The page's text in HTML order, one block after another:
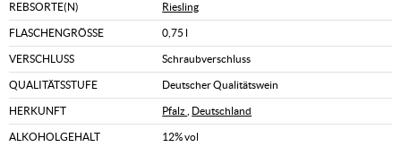
REBSORTE(N) Riesling
FLASCHENGRÖSSE 0,75 l
VERSCHLUSS Schraubverschluss
QUALITÄTSSTUFE Deutscher Qualitätswein
HERKUNFT Pfalz Deutschland
ALKOHOLGEHALT 12% vol